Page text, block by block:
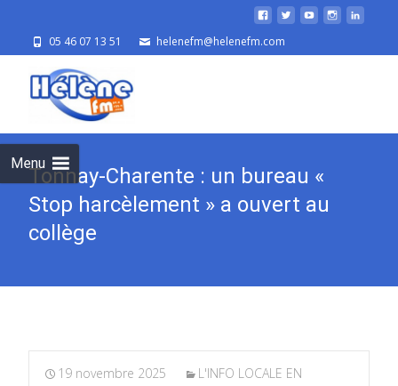
05 46 07 13 51 helenefm@helenefm.com
Menu
Tonnay-Charente : un bureau «
Stop harcèlement » a ouvert au
collège
19 novembre 2025
L'INFO LOCALE EN